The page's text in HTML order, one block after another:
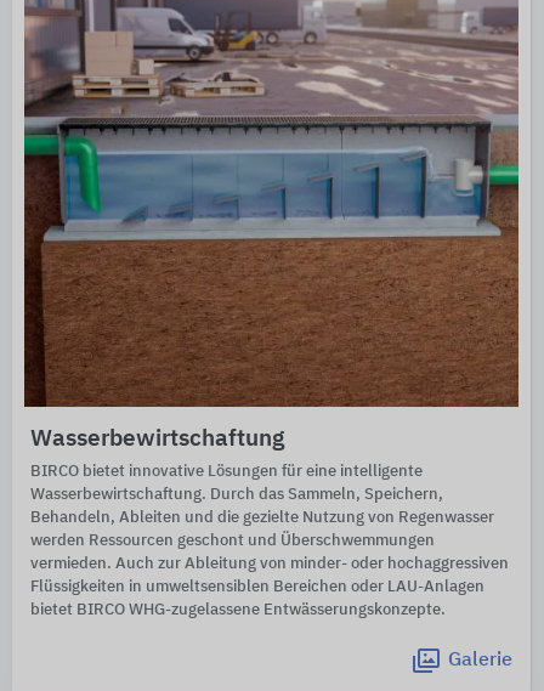
Wasserbewirtschaftung
BIRCO bietet innovative Lösungen für eine intelligente
Wasserbewirtschaftung. Durch das Sammeln, Speichern,
Behandeln, Ableiten und die gezielte Nutzung von Regenwasser
werden Ressourcen geschont und Überschwemmungen
vermieden. Auch zur Ableitung von minder- oder hochaggressiven
Flüssigkeiten in umweltsensiblen Bereichen oder LAU-Anlagen
bietet BIRCO WHG-zugelassene Entwässerungskonzepte.
Galerie